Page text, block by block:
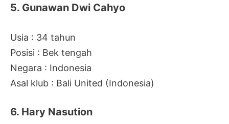
5. Gunawan Dwi Cahyo
Usia : 34 tahun
Posisi : Bek tengah
Negara : Indonesia
Asal klub : Bali United (Indonesia)
6. Hary Nasution